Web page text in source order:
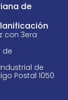
de
con 3era
de
de
Postal 1050